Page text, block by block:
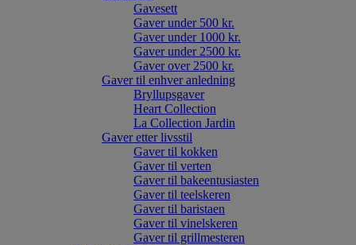
Gavesett
Gaver under 500 kr.
Gaver under 1000 kr.
Gaver under 2500 kr.
Gaver over 2500 kr.
Gaver til enhver anledning
Bryllupsgaver
Heart Collection
La Collection Jardin
Gaver etter livsstil
Gaver til kokken
Gaver til verten
Gaver til bakeentusiasten
Gaver til teelskeren
Gaver til baristaen
Gaver til vinelskeren
Gaver til grillmesteren